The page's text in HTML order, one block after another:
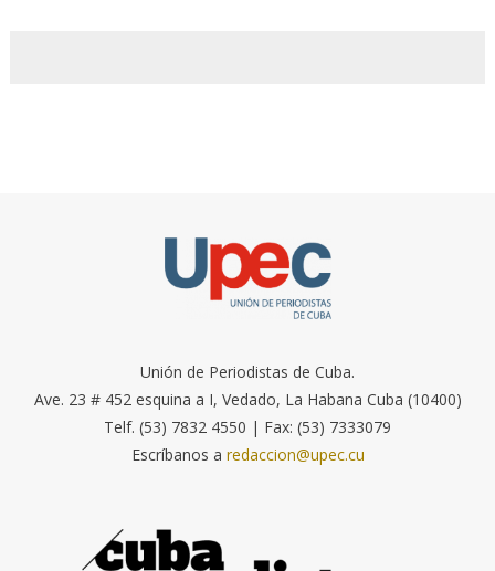
Unión de Periodistas de Cuba.
Ave. 23 # 452 esquina a I, Vedado, La Habana Cuba (10400)
Telf. (53) 7832 4550 | Fax: (53) 7333079
Escríbanos a redaccion@upec.cu